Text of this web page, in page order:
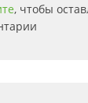
, чтобы